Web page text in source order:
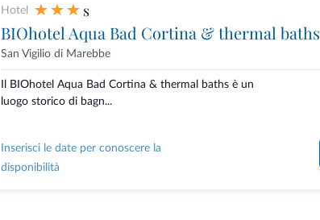
Hotel s
BIOhotel Aqua Bad Cortina & thermal baths
San Vigilio di Marebbe
Il BIOhotel Aqua Bad Cortina & thermal baths è un
luogo storico di bagn...
Inserisci le date per conoscere la
disponibilità